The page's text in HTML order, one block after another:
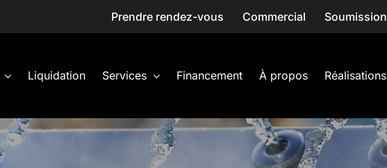
Prendre rendez-vous Commercial Soumission
Liquidation Services Financement À propos Réalisations